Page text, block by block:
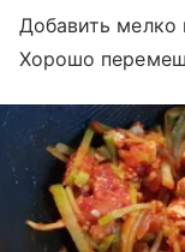
Добавить мелко
Хорошо